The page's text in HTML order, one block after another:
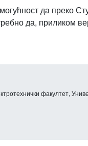
да преко
да, приликом
факултет,